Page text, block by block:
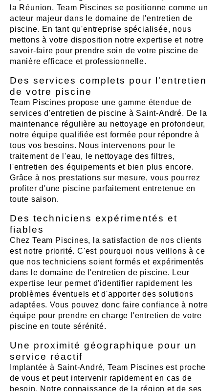
la Réunion, Team Piscines se positionne comme un
acteur majeur dans le domaine de l'entretien de
piscine. En tant qu'entreprise spécialisée, nous
mettons à votre disposition notre expertise et notre
savoir-faire pour prendre soin de votre piscine de
manière efficace et professionnelle.
Des services complets pour l'entretien
de votre piscine
Team Piscines propose une gamme étendue de
services d'entretien de piscine à Saint-André. De la
maintenance régulière au nettoyage en profondeur,
notre équipe qualifiée est formée pour répondre à
tous vos besoins. Nous intervenons pour le
traitement de l'eau, le nettoyage des filtres,
l'entretien des équipements et bien plus encore.
Grâce à nos prestations sur mesure, vous pourrez
profiter d'une piscine parfaitement entretenue en
toute saison.
Des techniciens expérimentés et
fiables
Chez Team Piscines, la satisfaction de nos clients
est notre priorité. C'est pourquoi nous veillons à ce
que nos techniciens soient formés et expérimentés
dans le domaine de l'entretien de piscine. Leur
expertise leur permet d'identifier rapidement les
problèmes éventuels et d'apporter des solutions
adaptées. Vous pouvez donc faire confiance à notre
équipe pour prendre en charge l'entretien de votre
piscine en toute sérénité.
Une proximité géographique pour un
service réactif
Implantée à Saint-André, Team Piscines est proche
de vous et peut intervenir rapidement en cas de
besoin. Notre connaissance de la région et de ses